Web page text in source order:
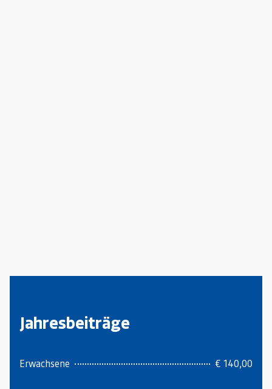
Jahresbeiträge
Erwachsene € 140,00